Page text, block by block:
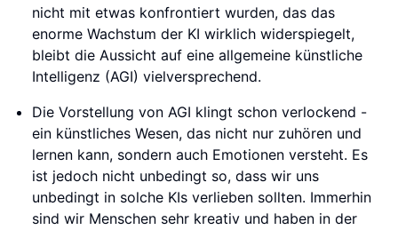
nicht mit etwas konfrontiert wurden, das das
enorme Wachstum der KI wirklich widerspiegelt,
bleibt die Aussicht auf eine allgemeine künstliche
Intelligenz (AGI) vielversprechend.
Die Vorstellung von AGI klingt schon verlockend -
ein künstliches Wesen, das nicht nur zuhören und
lernen kann, sondern auch Emotionen versteht. Es
ist jedoch nicht unbedingt so, dass wir uns
unbedingt in solche KIs verlieben sollten. Immerhin
sind wir Menschen sehr kreativ und haben in der